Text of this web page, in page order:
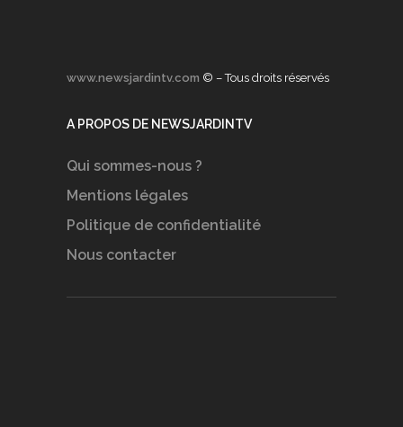
www.newsjardintv.com © – Tous droits réservés
A PROPOS DE NEWSJARDINTV
Qui sommes-nous ?
Mentions légales
Politique de confidentialité
Nous contacter